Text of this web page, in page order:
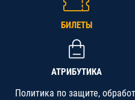
БИЛЕТЫ
АТРИБУТИКА
Политика по защите,